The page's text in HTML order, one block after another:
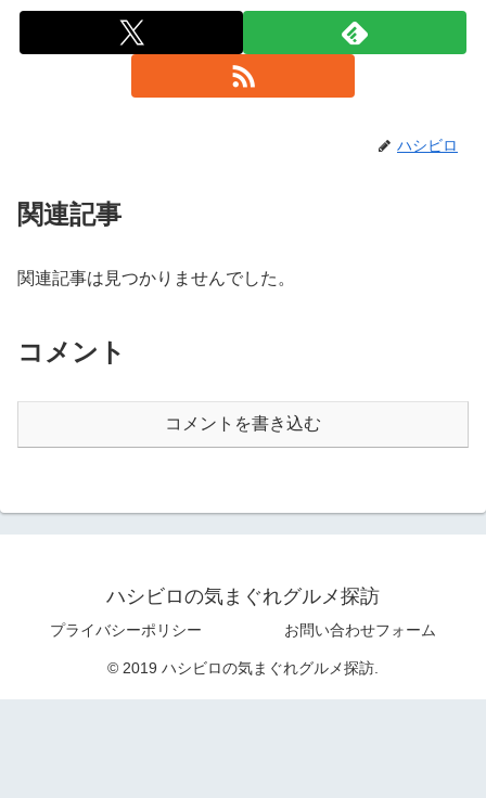
ハシビロ
関連記事
関連記事は見つかりませんでした。
コメント
コメントを書き込む
ハシビロの気まぐれグルメ探訪
プライバシーポリシー お問い合わせフォーム
© 2019 ハシビロの気まぐれグルメ探訪.